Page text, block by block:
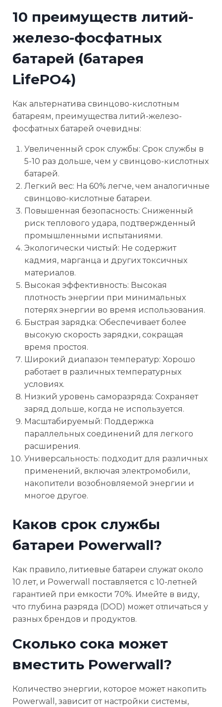
10 преимуществ литий-
железо-фосфатных
батарей (батарея
LifePO4)
Как альтернатива свинцово-кислотным
батареям, преимущества литий-железо-
фосфатных батарей очевидны:
Увеличенный срок службы: Срок службы в
5-10 раз дольше, чем у свинцово-кислотных
батарей.
Легкий вес: На 60% легче, чем аналогичные
свинцово-кислотные батареи.
Повышенная безопасность: Сниженный
риск теплового удара, подтвержденный
промышленными испытаниями.
Экологически чистый: Не содержит
кадмия, марганца и других токсичных
материалов.
Высокая эффективность: Высокая
плотность энергии при минимальных
потерях энергии во время использования.
Быстрая зарядка: Обеспечивает более
высокую скорость зарядки, сокращая
время простоя.
Широкий диапазон температур: Хорошо
работает в различных температурных
условиях.
Низкий уровень саморазряда: Сохраняет
заряд дольше, когда не используется.
Масштабируемый: Поддержка
параллельных соединений для легкого
расширения.
Универсальность: подходит для различных
применений, включая электромобили,
накопители возобновляемой энергии и
многое другое.
Каков срок службы
батареи Powerwall?
Как правило, литиевые батареи служат около
10 лет, и Powerwall поставляется с 10-летней
гарантией при емкости 70%. Имейте в виду,
что глубина разряда (DOD) может отличаться у
разных брендов и продуктов.
Сколько сока может
вместить Powerwall?
Количество энергии, которое может накопить
Powerwall, зависит от настройки системы,